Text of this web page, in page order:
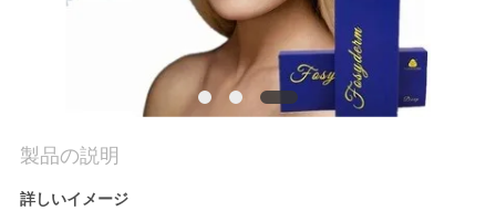
だ
さ
製品の説明
詳しいイメージ